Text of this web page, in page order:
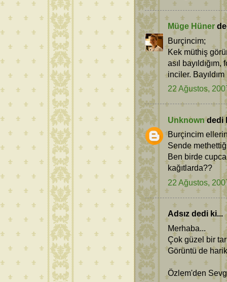
Müge Hüner
Burçincim;
Kek müthiş
asıl
inciler.
22 Ağustos,
Unknowndedi
Burçincim
Sende
Ben birde
kağıtlarda??
22 Ağustos,
Adsız dedi ki...
Merhaba...
Çok güzel bir
Görüntü de
Özlem'den